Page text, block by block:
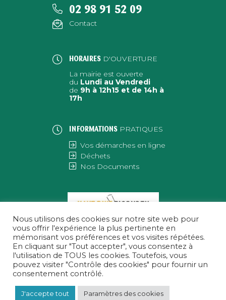
02 98 91 52 09
Contact
HORAIRES D'OUVERTURE
La mairie est ouverte
du Lundi au Vendredi
de 9h à 12h15 et de 14h à
17h
INFORMATIONS PRATIQUES
Vos démarches en ligne
Déchets
Nos Documents
Nous utilisons des cookies sur notre site web pour
vous offrir l'expérience la plus pertinente en
mémorisant vos préférences et vos visites répétées.
En cliquant sur "Tout accepter", vous consentez à
l'utilisation de TOUS les cookies. Toutefois, vous
pouvez visiter "Contrôle des cookies" pour fournir un
consentement contrôlé.
J'accepte tout Paramètres des cookies